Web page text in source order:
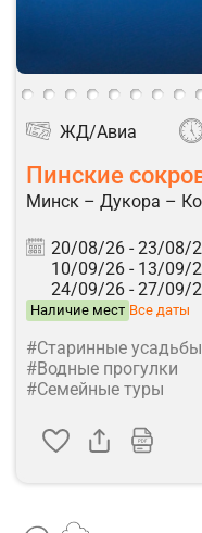
ЖД/Авиа
Пинские
Минск – Дукора –
20/08/26 - 23/08/
10/09/26 - 13/09/
24/09/26 - 27/09/
Наличие мест Все даты
#Старинные усадьбы
#Водные прогулки
#Семейные туры